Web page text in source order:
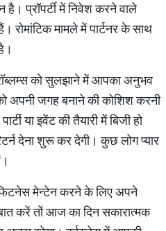
प्रॉपर्टी में निवेश करने वाले
रोमांटिक मामले में पार्टनर के साथ
को सुलझाने में आपका अनुभव
अपनी जगह बनाने की कोशिश करनी
या इवेंट की तैयारी में बिजी हो
देना शुरू कर देगी। कुछ लोग प्यार
मेन्टेन करने के लिए अपने
करें तों आज का दिन सकारात्मक